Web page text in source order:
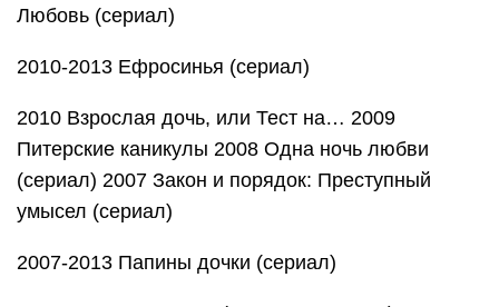
Любовь (сериал)
2010-2013 Ефросинья (сериал)
2010 Взрослая дочь, или Тест на… 2009
Питерские каникулы 2008 Одна ночь любви
(сериал) 2007 Закон и порядок: Преступный
умысел (сериал)
2007-2013 Папины дочки (сериал)